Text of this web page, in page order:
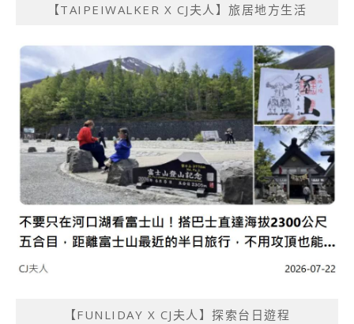
【TAIPEIWALKER X CJ夫人】旅居地方生活
【FUNLIDAY X CJ夫人】探索台日遊程